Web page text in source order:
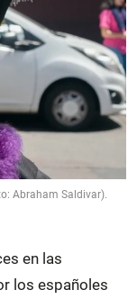
Abraham Saldivar).
en las
los españoles